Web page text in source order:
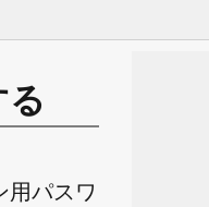
用パスワ